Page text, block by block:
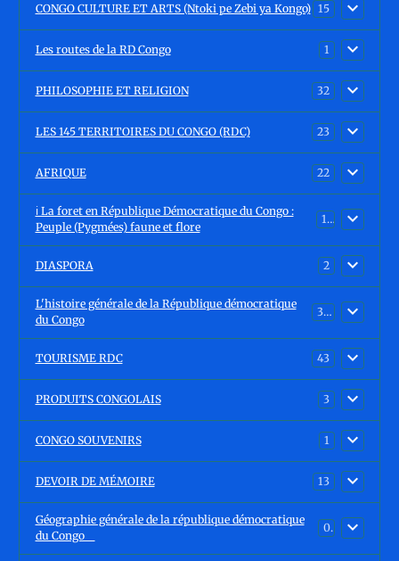
CONGO CULTURE ET ARTS (Ntoki pe Zebi ya Kongo) 15
Les routes de la RD Congo 1
PHILOSOPHIE ET RELIGION 32
LES 145 TERRITOIRES DU CONGO (RDC) 23
AFRIQUE 22
ℹ️ La foret en République Démocratique du Congo :
Peuple (Pygmées) faune et flore
15
DIASPORA 2
L'histoire générale de la République démocratique
du Congo
30
TOURISME RDC 43
PRODUITS CONGOLAIS 3
CONGO SOUVENIRS 1
DEVOIR DE MÉMOIRE 13
Géographie générale de la république démocratique
du Congo
0